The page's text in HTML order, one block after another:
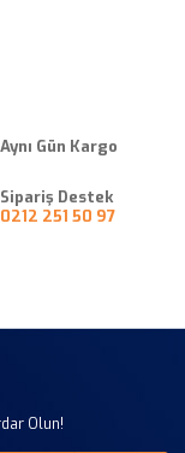
Aynı Gün Kargo
Sipariş Destek
0212 251 50 97
Olun!